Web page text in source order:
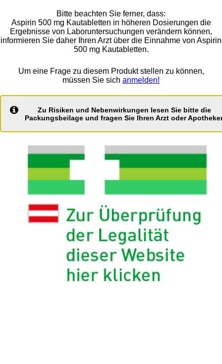
Bitte beachten Sie ferner, dass:
Aspirin 500 mg Kautabletten in höheren Dosierungen die
Ergebnisse von Laboruntersuchungen verändern können,
informieren Sie daher Ihren Arzt über die Einnahme von Aspirin
500 mg Kautabletten.
Um eine Frage zu diesem Produkt stellen zu können,
müssen Sie sich anmelden!
Zu Risiken und Nebenwirkungen lesen Sie bitte die
Packungsbeilage und fragen Sie Ihren Arzt oder